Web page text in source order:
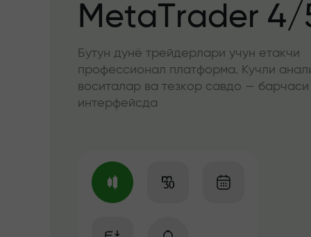
MetaTrader 4/
Бутун дунё трейдерлари учун етакчи
профессионал платформа. Кучли
воситалар ва тезкор савдо — барчаси
интерфейсда